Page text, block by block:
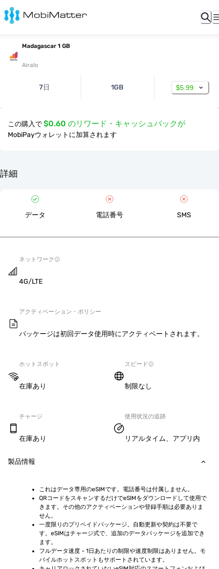
Madagascar 1 GB
Airalo
7日 1GB $5.99
この購入で$0.60 のリワード・キャッシュバックが
MobiPayウォレットに加算されます
詳細
データ 電話番号 SMS
ネットワーク
4G/LTE
アクティベーション・ポリシー
パッケージは初回データ使用時にアクティベートされます。
ホットスポット
在庫あり
スピード
制限なし
チャージ
在庫あり
使用状況の追跡
リアルタイム、アプリ内
製品情報
これはデータ専用のeSIMです。電話番号は付属しません。
QRコードをスキャンするだけでeSIMをダウンロードして使用で
きます。その他のアクティベーションや登録手順は必要ありま
せん。
一度限りのプリペイドパッケージ。自動更新や契約は不要で
す。eSIMはチャージ式で、追加のデータパッケージを追加でき
ます。
フルデータ速度 - 1日あたりの制限や速度制限はありません。モ
バイルホットスポットもサポートされています。